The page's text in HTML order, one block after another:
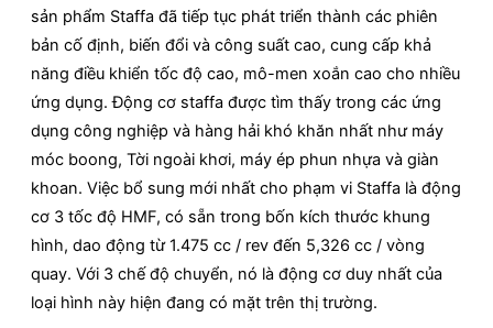
sản phẩm Staffa đã tiếp tục phát triển thành các phiên
bản cố định, biến đổi và công suất cao, cung cấp khả
năng điều khiển tốc độ cao, mô-men xoắn cao cho nhiều
ứng dụng. Động cơ staffa được tìm thấy trong các ứng
dụng công nghiệp và hàng hải khó khăn nhất như máy
móc boong, Tời ngoài khơi, máy ép phun nhựa và giàn
khoan. Việc bổ sung mới nhất cho phạm vi Staffa là động
cơ 3 tốc độ HMF, có sẵn trong bốn kích thước khung
hình, dao động từ 1.475 cc / rev đến 5,326 cc / vòng
quay. Với 3 chế độ chuyển, nó là động cơ duy nhất của
loại hình này hiện đang có mặt trên thị trường.